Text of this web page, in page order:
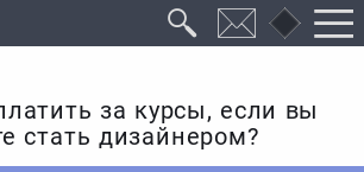
за курсы, если вы
стать дизайнером?